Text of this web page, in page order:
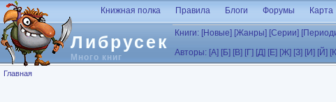
Перейти к основному содержанию
Либрусек
Много книг
Книжная полка Правила Блоги Форумы Карта
Книги: [Новые] [Жанры] [Серии]
Авторы: [А] [Б] [В] [Г] [Д] [Е] [Ж] [З] [И] [Й]
Вы здесь
Главная